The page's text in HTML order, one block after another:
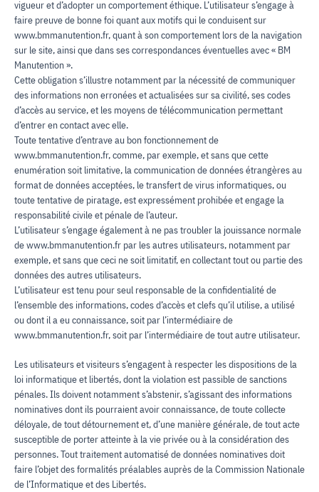
vigueur et d’adopter un comportement éthique. L’utilisateur s’engage à
faire preuve de bonne foi quant aux motifs qui le conduisent sur
www.bmmanutention.fr, quant à son comportement lors de la navigation
sur le site, ainsi que dans ses correspondances éventuelles avec « BM
Manutention ».
Cette obligation s’illustre notamment par la nécessité de communiquer
des informations non erronées et actualisées sur sa civilité, ses codes
d’accès au service, et les moyens de télécommunication permettant
d’entrer en contact avec elle.
Toute tentative d’entrave au bon fonctionnement de
www.bmmanutention.fr, comme, par exemple, et sans que cette
enumération soit limitative, la communication de données étrangères au
format de données acceptées, le transfert de virus informatiques, ou
toute tentative de piratage, est expressément prohibée et engage la
responsabilité civile et pénale de l’auteur.
L’utilisateur s’engage également à ne pas troubler la jouissance normale
de www.bmmanutention.fr par les autres utilisateurs, notamment par
exemple, et sans que ceci ne soit limitatif, en collectant tout ou partie des
données des autres utilisateurs.
L’utilisateur est tenu pour seul responsable de la confidentialité de
l’ensemble des informations, codes d’accès et clefs qu’il utilise, a utilisé
ou dont il a eu connaissance, soit par l’intermédiaire de
www.bmmanutention.fr, soit par l’intermédiaire de tout autre utilisateur.
Les utilisateurs et visiteurs s’engagent à respecter les dispositions de la
loi informatique et libertés, dont la violation est passible de sanctions
pénales. Ils doivent notamment s’abstenir, s’agissant des informations
nominatives dont ils pourraient avoir connaissance, de toute collecte
déloyale, de tout détournement et, d’une manière générale, de tout acte
susceptible de porter atteinte à la vie privée ou à la considération des
personnes. Tout traitement automatisé de données nominatives doit
faire l’objet des formalités préalables auprès de la Commission Nationale
de l’Informatique et des Libertés.